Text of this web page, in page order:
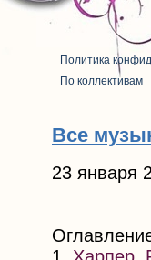
Политика
По коллективам
Все
23 января